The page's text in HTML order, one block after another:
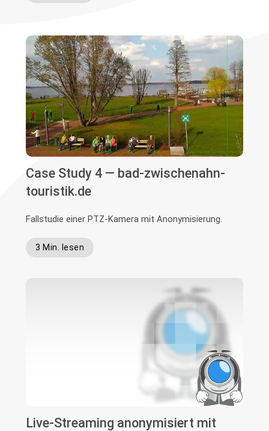
Case Study 4 — bad-zwischenahn-
touristik.de
Fallstudie einer PTZ-Kamera mit Anonymisierung.
3 Min. lesen
Live-Streaming anonymisiert mit